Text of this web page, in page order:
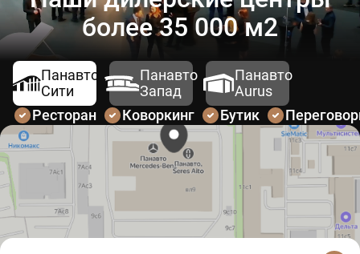
более 35 000 м2
Панавто
Сити
Панавто
Запад
Панавто
Aurus
Ресторан
Коворкинг Бутик